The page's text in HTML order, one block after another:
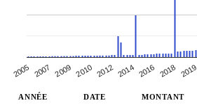
2005 2007 2009 2010 2012 2014 2016 2018 2019
ANNÉE DATE MONTANT